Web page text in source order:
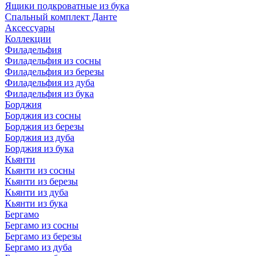
Ящики подкроватные из бука
Спальный комплект Данте
Аксессуары
Коллекции
Филадельфия
Филадельфия из сосны
Филадельфия из березы
Филадельфия из дуба
Филадельфия из бука
Борджия
Борджия из сосны
Борджия из березы
Борджия из дуба
Борджия из бука
Кьянти
Кьянти из сосны
Кьянти из березы
Кьянти из дуба
Кьянти из бука
Бергамо
Бергамо из сосны
Бергамо из березы
Бергамо из дуба